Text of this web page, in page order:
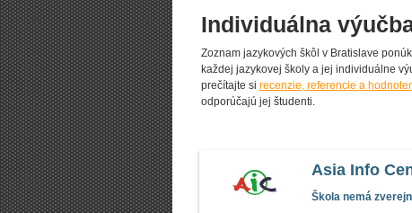
Individuálna
Zoznam jazykových škôl v Bratislave
každej jazykovej školy a jej individuálne
prečítajte si recenzie, referencie a
odporúčajú jej študenti.
Asia Info
Škola nemá